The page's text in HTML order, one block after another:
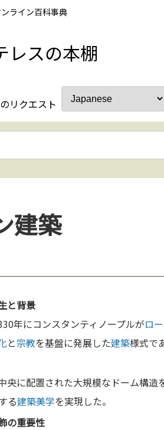
ライン百科事典
レスの本棚
リクエスト
建築
と背景
年にコンスタンティノープルがロ
と宗教を基盤に発展した建築様式で
央に配置された大規模なドーム構造
る建築美学を実現した。
の重要性